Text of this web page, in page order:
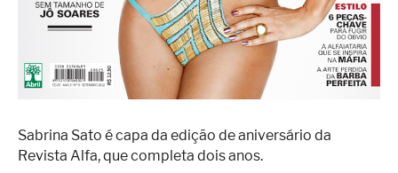
Ensaios
Moda
Contato
Sabrina Sato é capa da edição de aniversário da
Revista Alfa, que completa dois anos.